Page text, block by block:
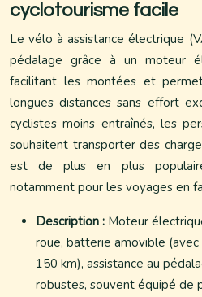
cyclotourisme facile
Le vélo à assistance électrique
pédalage grâce à un moteur
facilitant les montées et
longues distances sans effort
cyclistes moins entraînés, les
souhaitent transporter des
est de plus en plus
notamment pour les voyages en
Description : Moteur
roue, batterie amovible
150 km), assistance au
robustes, souvent équipé de